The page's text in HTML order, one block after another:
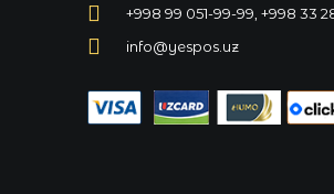
+998 99 051-99-99, +998 33
info@yespos.uz